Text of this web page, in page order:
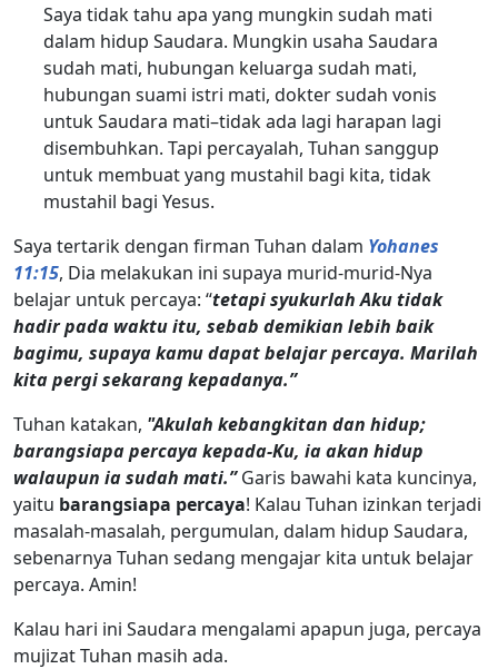
Saya tidak tahu apa yang mungkin sudah mati
dalam hidup Saudara. Mungkin usaha Saudara
sudah mati, hubungan keluarga sudah mati,
hubungan suami istri mati, dokter sudah vonis
untuk Saudara mati–tidak ada lagi harapan lagi
disembuhkan. Tapi percayalah, Tuhan sanggup
untuk membuat yang mustahil bagi kita, tidak
mustahil bagi Yesus.
Saya tertarik dengan firman Tuhan dalam Yohanes
11:15, Dia melakukan ini supaya murid-murid-Nya
belajar untuk percaya: “tetapi syukurlah Aku tidak
hadir pada waktu itu, sebab demikian lebih baik
bagimu, supaya kamu dapat belajar percaya. Marilah
kita pergi sekarang kepadanya.”
Tuhan katakan, "Akulah kebangkitan dan hidup;
barangsiapa percaya kepada-Ku, ia akan hidup
walaupun ia sudah mati.”Garis bawahi kata kuncinya,
yaitu barangsiapa percaya! Kalau Tuhan izinkan terjadi
masalah-masalah, pergumulan, dalam hidup Saudara,
sebenarnya Tuhan sedang mengajar kita untuk belajar
percaya. Amin!
Kalau hari ini Saudara mengalami apapun juga, percaya
mujizat Tuhan masih ada.